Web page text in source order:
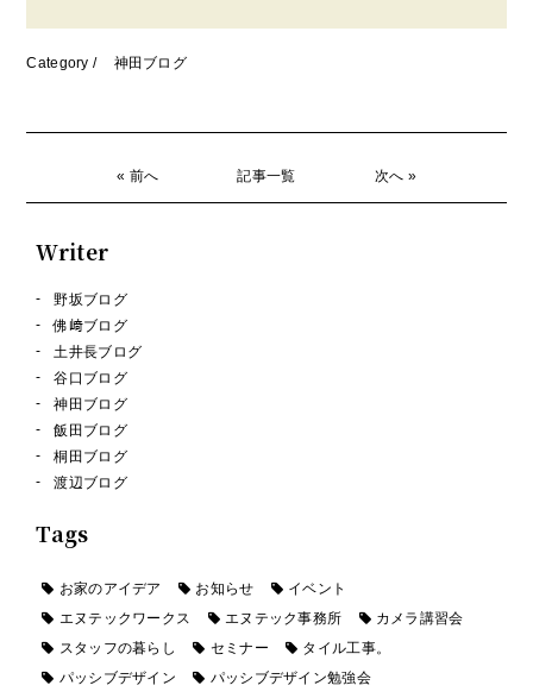
Category / 神田ブログ
« 前へ 記事一覧 次へ »
Writer
野坂ブログ
佛﨑ブログ
土井長ブログ
谷口ブログ
神田ブログ
飯田ブログ
桐田ブログ
渡辺ブログ
Tags
お家のアイデア お知らせ
イベント
エヌテックワークス
エヌテック事務所
カメラ講習会
スタッフの暮らし
セミナー
タイル工事。
パッシブデザイン
パッシブデザイン勉強会